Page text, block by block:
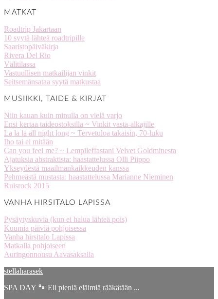
MATKAT
Roadtrip Jakartaan
10 syytä lähteä roadtripille
Saaristopäiväkirja
Rivera Del Rio
Välitilassa
Vastuullisen matkailijan vinkit
Seitsemänsataa syytä matkustaa
MUSIIKKI, TAIDE & KIRJAT
Niin kauan kuin minulla on vielä varjo
Ensi kertaa taideostoksilla ~ Vinkit vasta-alkajille
La la la all night long ~ Tervetuloa takaisin, 70-luku
Iho tai ei mitään
Can you feel me? ~ Lempileffastani Velvet Goldminesta
Ajatuksia abstraktista: haastattelussa Olli Piippo
Ykseydestä maailmankaikkeuden kanssa
Pehmeästä mustasta: haastattelussa Marianne Nieminen
Ruisrock 2015
VANHA HIRSITALO LAPISSA
Pysäytyskuvia (kun ei halua lähteä pois)
Kuumia päiviä pohjoisessa
Vanha hirsitalo Lapissa
Matkalla pohjoiseen
Auringonnousu Aavasaksalla
stellaharasek
SPA DAY 🐾 Eli pieniä eläimiä rääkätään ...